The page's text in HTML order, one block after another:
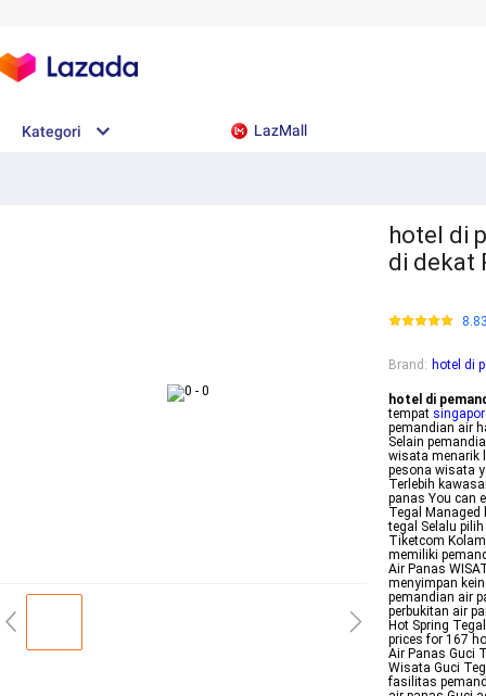
Kategori LazMall
hotel di
di dekat
Brand : hotel di
hotel di
tempat
pemandian air
Selain
wisata menarik
pesona wisata
Terlebih
panas You can
Tegal Managed
tegal Selalu
Tiketcom
memiliki
Air Panas
menyimpan
pemandian air
perbukitan air
Hot Spring
prices for 167
Air Panas Guci
Wisata Guci
fasilitas